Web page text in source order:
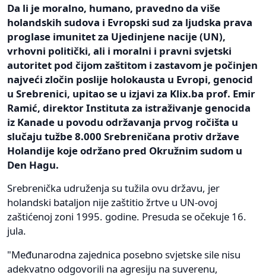
Da li je moralno, humano, pravedno da više
holandskih sudova i Evropski sud za ljudska prava
proglase imunitet za Ujedinjene nacije (UN),
vrhovni politički, ali i moralni i pravni svjetski
autoritet pod čijom zaštitom i zastavom je počinjen
najveći zločin poslije holokausta u Evropi, genocid
u Srebrenici, upitao se u izjavi za Klix.ba prof. Emir
Ramić, direktor Instituta za istraživanje genocida
iz Kanade u povodu održavanja prvog ročišta u
slučaju tužbe 8.000 Srebreničana protiv države
Holandije koje održano pred Okružnim sudom u
Den Hagu.
Srebrenička udruženja su tužila ovu državu, jer
holandski bataljon nije zaštitio žrtve u UN-ovoj
zaštićenoj zoni 1995. godine. Presuda se očekuje 16.
jula.
"Međunarodna zajednica posebno svjetske sile nisu
adekvatno odgovorili na agresiju na suverenu,